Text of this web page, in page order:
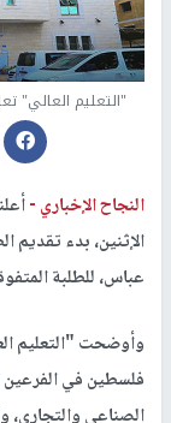
"التعليم العالي"
النجاح الإخباري -
الإثنين، بدء تقديم
عباس، للطلبة
وأوضحت "التعليم
فلسطين في الفرعين